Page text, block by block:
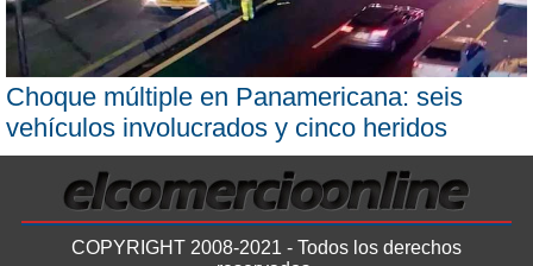
Choque múltiple en Panamericana: seis
vehículos involucrados y cinco heridos
COPYRIGHT 2008-2021 - Todos los derechos